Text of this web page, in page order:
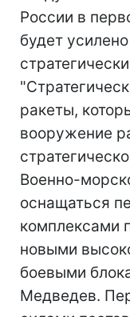
России в
будет
ракеты,
вооружение
Военно-
оснащаться
комплексами
новыми
боевыми
Медведев.